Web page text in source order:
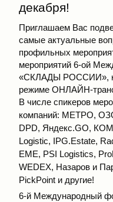
декабря!
Приглашаем Вас
самые актуальные
профильных
мероприятий 6-ой
«СКЛАДЫ РОССИИ»,
режиме ОНЛАЙН-
В числе спикеров
компаний: МЕТРО,
DPD, Яндекс.GO,
Logistic, IPG.Estate,
EME, PSI Logistics,
WEDEX, Назаров и
PickPoint и другие!
6-й Международный